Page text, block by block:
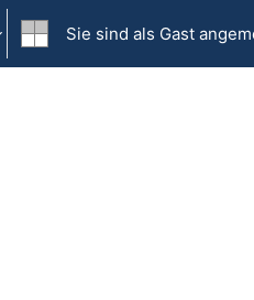
Sie sind als Gast